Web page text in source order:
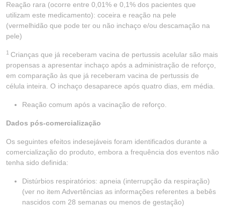
Reação rara (ocorre entre 0,01% e 0,1% dos pacientes que
utilizam este medicamento): coceira e reação na pele
(vermelhidão que pode ter ou não inchaço e/ou descamação na
pele)
1 Crianças que já receberam vacina de pertussis acelular são mais
propensas a apresentar inchaço após a administração de reforço,
em comparação às que já receberam vacina de pertussis de
célula inteira. O inchaço desaparece após quatro dias, em média.
Reação comum após a vacinação de reforço.
Dados pós-comercialização
Os seguintes efeitos indesejáveis foram identificados durante a
comercialização do produto, embora a frequência dos eventos não
tenha sido definida:
Distúrbios respiratórios: apneia (interrupção da respiração)
(ver no item Advertências as informações referentes a bebês
nascidos com 28 semanas ou menos de gestação)